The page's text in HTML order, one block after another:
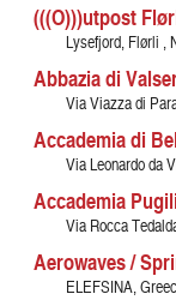
(((O)))utpost
Lysefjord, Flørli ,
Abbazia di
Via Viazza di
Accademia di
Via Leonardo da
Accademia
Via Rocca
Aerowaves /
ELEFSINA,